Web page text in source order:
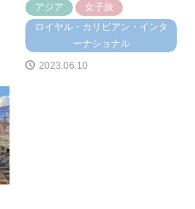
アジア
女子旅
ロイヤル・カリビアン・インタ
ーナショナル
2023.06.10